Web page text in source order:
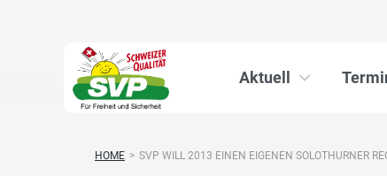
Aktuell
HOME > SVP WILL 2013 EINEN EIGENEN SOLOTHURNER